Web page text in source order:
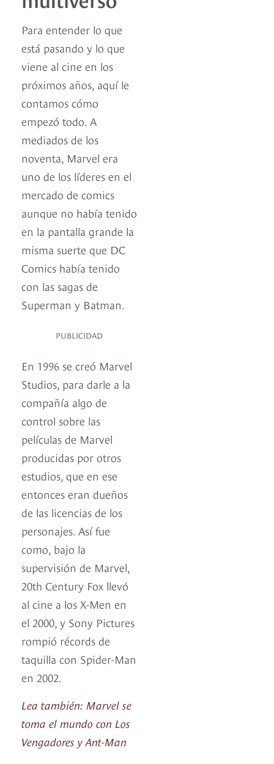
Para entender lo que
está pasando y lo que
viene al cine en los
próximos años, aquí le
contamos cómo
empezó todo. A
mediados de los
noventa, Marvel era
uno de los líderes en el
mercado de comics
aunque no había tenido
en la pantalla grande la
misma suerte que DC
Comics había tenido
con las sagas de
Superman y Batman.
PUBLICIDAD
En 1996 se creó Marvel
Studios, para darle a la
compañía algo de
control sobre las
películas de Marvel
producidas por otros
estudios, que en ese
entonces eran dueños
de las licencias de los
personajes. Así fue
como, bajo la
supervisión de Marvel,
20th Century Fox llevó
al cine a los X-Men en
el 2000, y Sony Pictures
rompió récords de
taquilla con Spider-Man
en 2002.
Lea también: Marvel se
toma el mundo con Los
Vengadores y Ant-Man